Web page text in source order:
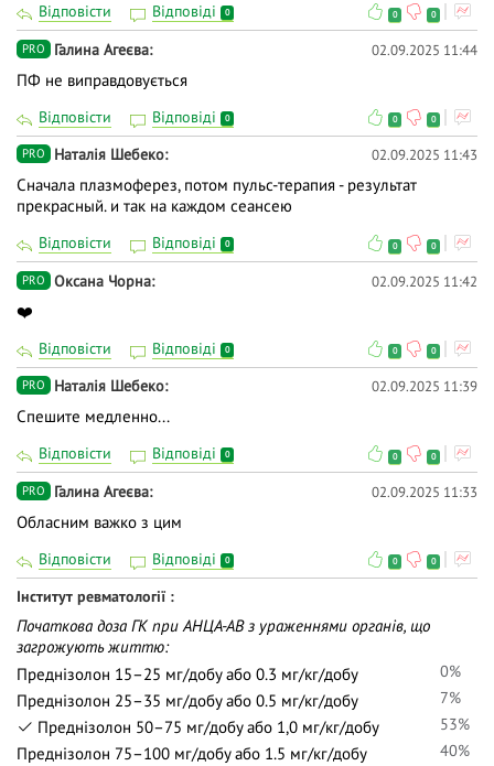
Відповісти Відповіді 0 0 0
PRO Галина Агеєва 02.09.2025 11:44
ПФ не виправдовується
Відповісти Відповіді 0 0 0
PRO Наталія Шебеко 02.09.2025 11:43
Сначала плазмоферез, потом пульс-терапия - результат
прекрасный. и так на каждом сеансею
Відповісти Відповіді 0 0 0
PRO Оксана Чорна 02.09.2025 11:42
❤️
Відповісти Відповіді 0 0 0
PRO Наталія Шебеко 02.09.2025 11:39
Спешите медленно...
Відповісти Відповіді 0 0 0
PRO Галина Агеєва 02.09.2025 11:33
Обласним важко з цим
Відповісти Відповіді 0 0 0
Інститут ревматології
Початкова доза ГК при АНЦА-АВ з ураженнями органів, що
загрожують життю:
Преднізолон 15–25 мг/добу або 0.3 мг/кг/добу
0%
Преднізолон 25–35 мг/добу або 0.5 мг/кг/добу
7%
Преднізолон 50–75 мг/добу або 1,0 мг/кг/добу
53%
Преднізолон 75–100 мг/добу або 1.5 мг/кг/добу
40%